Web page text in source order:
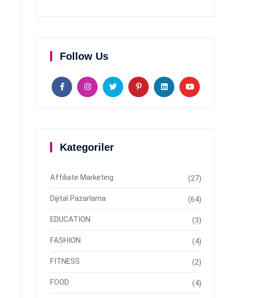
Follow Us
Kategoriler
Affiliate Marketing (27)
Dijital Pazarlama (64)
EDUCATION (3)
FASHION (4)
FITNESS (2)
FOOD (4)